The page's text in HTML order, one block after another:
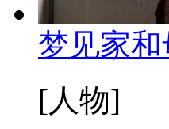
梦见家
[人物]